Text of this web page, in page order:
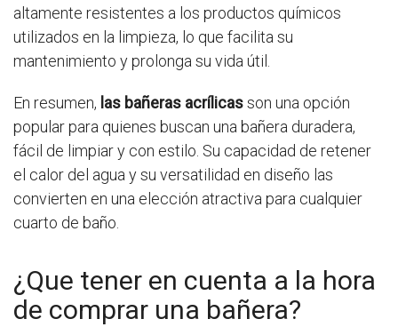
altamente resistentes a los productos químicos
utilizados en la limpieza, lo que facilita su
mantenimiento y prolonga su vida útil.
En resumen, las bañeras acrílicasson una opción
popular para quienes buscan una bañera duradera,
fácil de limpiar y con estilo. Su capacidad de retener
el calor del agua y su versatilidad en diseño las
convierten en una elección atractiva para cualquier
cuarto de baño.
¿Que tener en cuenta a la hora
de comprar una bañera?